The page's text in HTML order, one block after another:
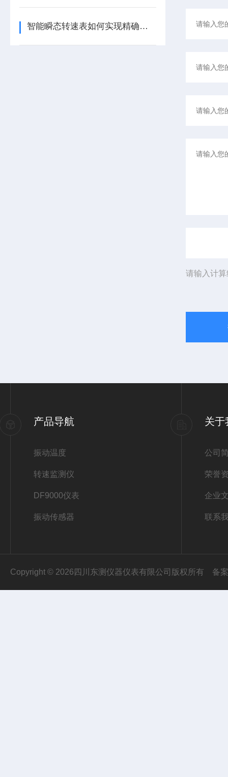
智能瞬态转速表如何实现精确测量？
请输入计
产品导航
振动温度
转速监测仪
DF9000仪表
振动传感器
关于
公司
荣誉
企业
联系
Copyright © 2026四川东测仪器仪表有限公司版权所有 备